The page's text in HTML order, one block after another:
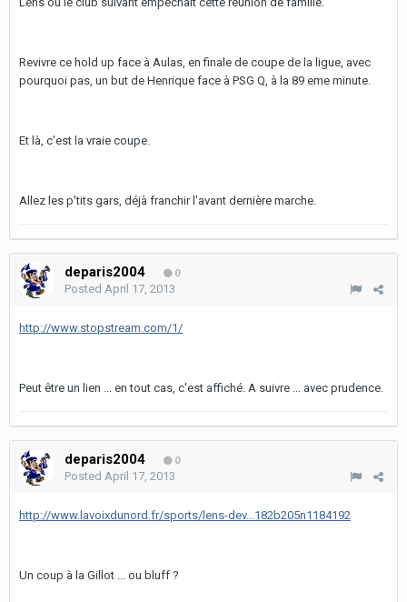
Revivre ce hold up face à Aulas, en finale de coupe de la ligue, avec
pourquoi pas, un but de Henrique face à PSG Q, à la 89 eme minute.
Et là, c'est la vraie coupe.
Allez les p'tits gars, déjà franchir l'avant dernière marche.
deparis2004 0
Posted April 17, 2013
http://www.stopstream.com/1/
Peut être un lien ... en tout cas, c'est affiché. A suivre ... avec prudence.
deparis2004 0
Posted April 17, 2013
http://www.lavoixdunord.fr/sports/lens-dev...182b205n1184192
Un coup à la Gillot ... ou bluff ?